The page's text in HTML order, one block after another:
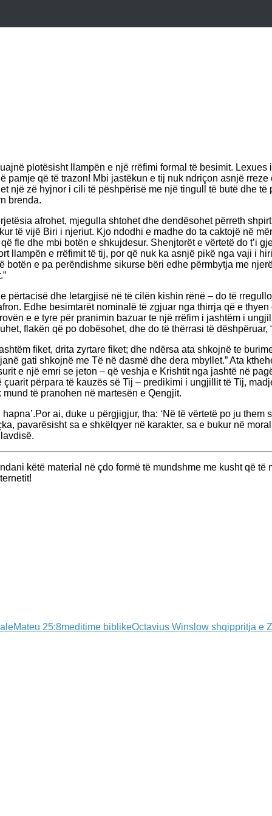
plotësisht llampën e një rrëfimi formal të besimit.
pamje që të trazon! Mbi jastëkun e tij nuk ndriçon asnjë
një zë hyjnor i cili të pëshpërisë me një tingull të butë dhe të
brenda.
afrohet, mjegulla shtohet dhe dendësohet përreth
të vijë Biri i njeriut. Kjo ndodhi e madhe do ta caktojë në
fle dhe mbi botën e shkujdesur. Shenjtorët e vërtetë do t’i
llampën e rrëfimit të tij, por që nuk ka asnjë pikë nga vaji i
botën e pa perëndishme sikurse bëri edhe përmbytja me
përtacisë dhe letargjisë në të cilën kishin rënë – do të
Edhe besimtarët nominalë të zgjuar nga thirrja që e
e e tyre për pranimin bazuar te një rrëfim i jashtëm i
flakën që po dobësohet, dhe do të thërrasi të dëshpëruar,
fiket, drita zyrtare fiket; dhe ndërsa ata shkojnë te
gati shkojnë me Të në dasmë dhe dera mbyllet.” Ata
e një emri se jeton – që veshja e Krishtit nga jashtë në
përpara të kauzës së Tij – predikimi i ungjillit të Tij,
të pranohen në martesën e Qengjit.
ai, duke u përgjigjur, tha: ‘Në të vërtetë po ju
pavarësisht sa e shkëlqyer në karakter, sa e bukur në
këtë material në çdo formë të mundshme me kusht që
Mateu 25:8meditime biblikeOctavius Winslow shqippritja e